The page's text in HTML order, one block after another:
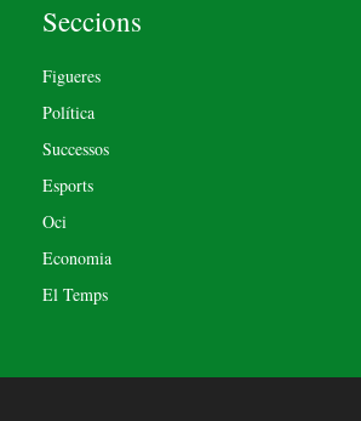
Seccions
Figueres
Política
Successos
Esports
Oci
Economia
El Temps